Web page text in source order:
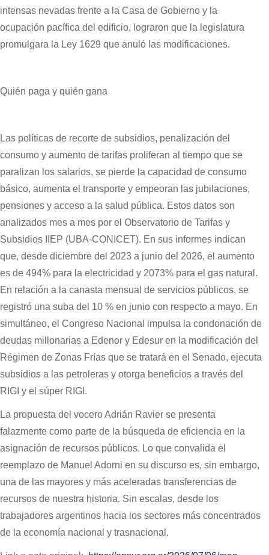
intensas nevadas frente a la Casa de Gobierno y la
ocupación pacífica del edificio, lograron que la legislatura
promulgara la Ley 1629 que anuló las modificaciones.
Quién paga y quién gana
Las políticas de recorte de subsidios, penalización del
consumo y aumento de tarifas proliferan al tiempo que se
paralizan los salarios, se pierde la capacidad de consumo
básico, aumenta el transporte y empeoran las jubilaciones,
pensiones y acceso a la salud pública. Estos datos son
analizados mes a mes por el Observatorio de Tarifas y
Subsidios IIEP (UBA-CONICET). En sus informes indican
que, desde diciembre del 2023 a junio del 2026, el aumento
es de 494% para la electricidad y 2073% para el gas natural.
En relación a la canasta mensual de servicios públicos, se
registró una suba del 10 % en junio con respecto a mayo. En
simultáneo, el Congreso Nacional impulsa la condonación de
deudas millonarias a Edenor y Edesur en la modificación del
Régimen de Zonas Frías que se tratará en el Senado, ejecuta
subsidios a las petroleras y otorga beneficios a través del
RIGI y el súper RIGI.
La propuesta del vocero Adrián Ravier se presenta
falazmente como parte de la búsqueda de eficiencia en la
asignación de recursos públicos. Lo que convalida el
reemplazo de Manuel Adorni en su discurso es, sin embargo,
una de las mayores y más aceleradas transferencias de
recursos de nuestra historia. Sin escalas, desde los
trabajadores argentinos hacia los sectores más concentrados
de la economía nacional y trasnacional.